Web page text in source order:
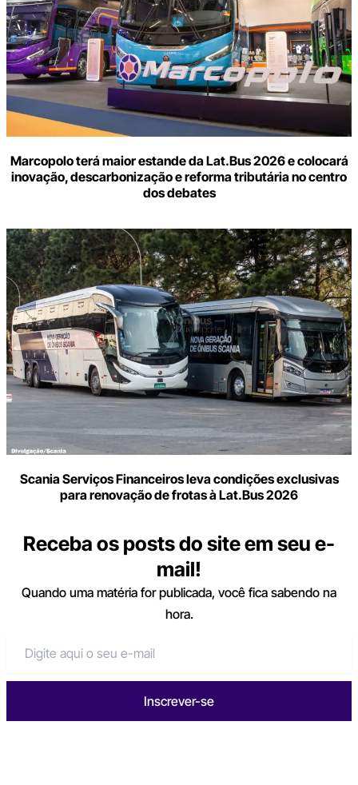
Marcopolo terá maior estande da Lat.Bus 2026 e colocará
inovação, descarbonização e reforma tributária no centro
dos debates
Scania Serviços Financeiros leva condições exclusivas
para renovação de frotas à Lat.Bus 2026
Receba os posts do site em seu e-
mail!
Quando uma matéria for publicada, você fica sabendo na
hora.
Inscrever-se